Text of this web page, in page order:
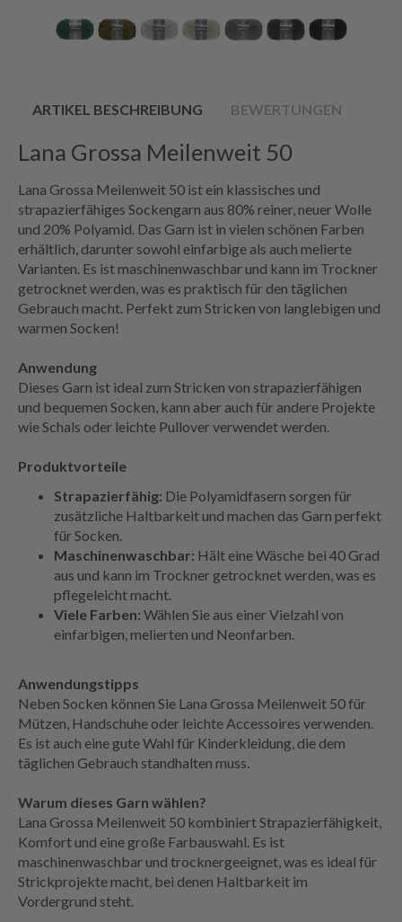
ARTIKEL BESCHREIBUNG BEWERTUNGEN
Lana Grossa Meilenweit 50
Lana Grossa Meilenweit 50 ist ein klassisches und
strapazierfähiges Sockengarn aus 80% reiner, neuer Wolle
und 20% Polyamid. Das Garn ist in vielen schönen Farben
erhältlich, darunter sowohl einfarbige als auch melierte
Varianten. Es ist maschinenwaschbar und kann im Trockner
getrocknet werden, was es praktisch für den täglichen
Gebrauch macht. Perfekt zum Stricken von langlebigen und
warmen Socken!
Anwendung
Dieses Garn ist ideal zum Stricken von strapazierfähigen
und bequemen Socken, kann aber auch für andere Projekte
wie Schals oder leichte Pullover verwendet werden.
Produktvorteile
Strapazierfähig: Die Polyamidfasern sorgen für
zusätzliche Haltbarkeit und machen das Garn perfekt
für Socken.
Maschinenwaschbar: Hält eine Wäsche bei 40 Grad
aus und kann im Trockner getrocknet werden, was es
pflegeleicht macht.
Viele Farben: Wählen Sie aus einer Vielzahl von
einfarbigen, melierten und Neonfarben.
Anwendungstipps
Neben Socken können Sie Lana Grossa Meilenweit 50 für
Mützen, Handschuhe oder leichte Accessoires verwenden.
Es ist auch eine gute Wahl für Kinderkleidung, die dem
täglichen Gebrauch standhalten muss.
Warum dieses Garn wählen?
Lana Grossa Meilenweit 50 kombiniert Strapazierfähigkeit,
Komfort und eine große Farbauswahl. Es ist
maschinenwaschbar und trocknergeeignet, was es ideal für
Strickprojekte macht, bei denen Haltbarkeit im
Vordergrund steht.